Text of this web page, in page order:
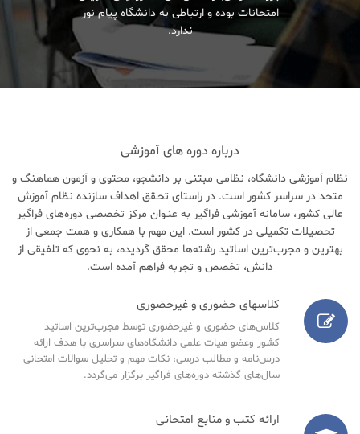
امتحانات بوده و ارتباطی به دانشگاه پیام نور
ندارد.
درباره دوره های آموزشی
نظام آموزشی دانشگاه، نظامی مبتنی بر دانشجو، محتوی و آزمون هماهنگ و
متحد در سراسر کشور است. در راستای تحـقق اهداف سازنده نظام آموزش
عالی کشور، سامانه آموزشی فراگیر به عنـوان مرکز تخصصی دوره‌های فراگیر
تحصیلات تکمیلی در کشور است. این مهم با همکاری و همت جمعی از
بهترین و مجرب‌ترین اساتید رشته‌ها محقق گردیده، به نحوی که تلفیقی از
دانش، تخصص و تجربه فراهم آمده است.
کلاسهای حضوری و غیرحضوری
کلاس‌های حضوری و غیرحضوری توسط مجرب‌ترین اساتید
کشور وعضو هیات علمی دانشگاه‌های سراسری با هدف ارائه
درس‌نامه‌ و مطالب درسی، نکات مهم و تحلیل سوالات امتحانی
سال‌های گذشته دوره‌های فراگیر برگزار می‌گردد.
ارائه کتب و منابع امتحانی